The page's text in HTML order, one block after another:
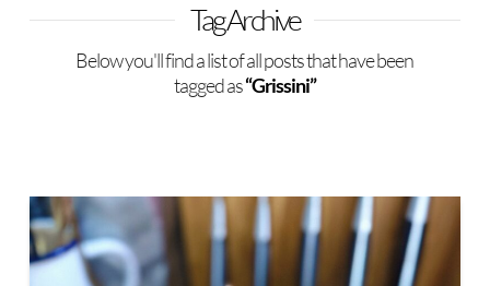
Tag Archive
Below you'll find a list of all posts that have been
tagged as“Grissini”